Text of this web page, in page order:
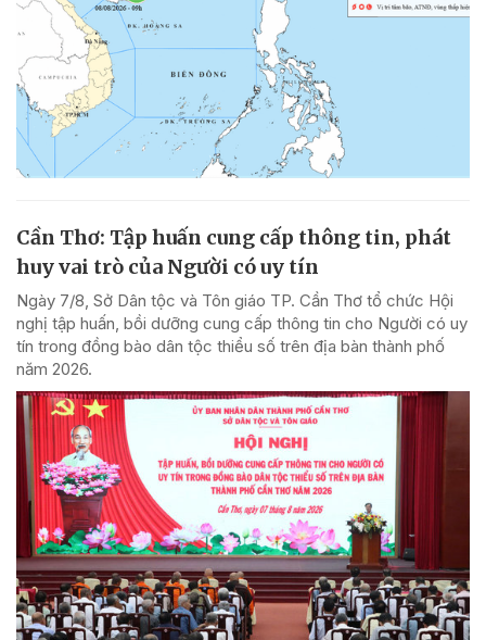
Cần Thơ: Tập huấn cung cấp thông tin, phát
huy vai trò của Người có uy tín
Ngày 7/8, Sở Dân tộc và Tôn giáo TP. Cần Thơ tổ chức Hội
nghị tập huấn, bồi dưỡng cung cấp thông tin cho Người có uy
tín trong đồng bào dân tộc thiểu số trên địa bàn thành phố
năm 2026.